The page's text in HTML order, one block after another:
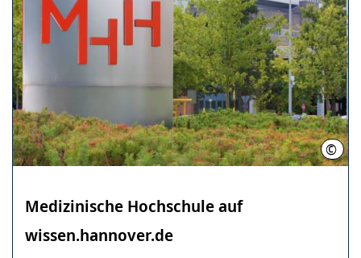
©
Medizinische ­Hochschule ­auf
wissen.hannover.de